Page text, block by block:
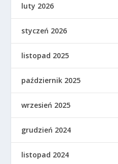
luty 2026
styczeń 2026
listopad 2025
październik 2025
wrzesień 2025
grudzień 2024
listopad 2024